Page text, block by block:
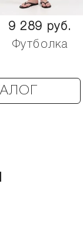
9 289 руб.
Футболка